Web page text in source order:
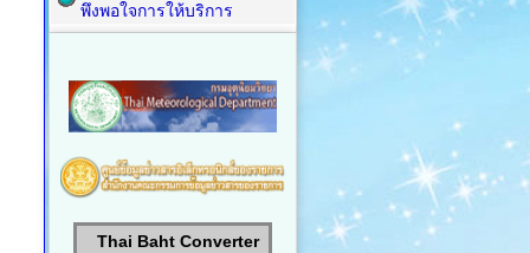
พึงพอใจการให้บริการ
Thai Baht Converter